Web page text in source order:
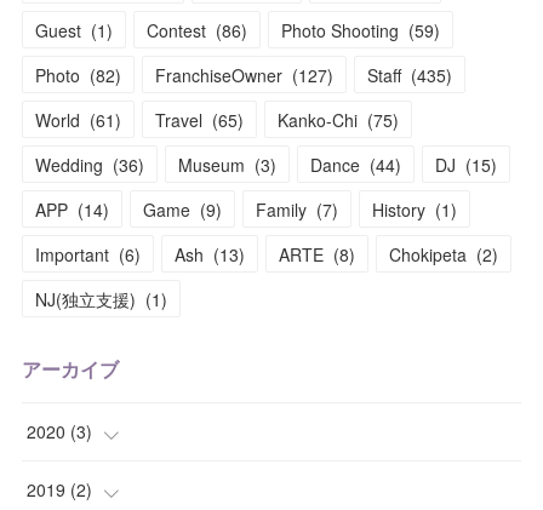
Guest (1) Contest (86) Photo Shooting (59)
Photo (82) FranchiseOwner (127) Staff (435)
World (61) Travel (65) Kanko-Chi (75)
Wedding (36) Museum (3) Dance (44) DJ (15)
APP (14) Game (9) Family (7) History (1)
Important (6) Ash (13) ARTE (8) Chokipeta (2)
NJ(独立支援) (1)
アーカイブ
2020 (3)
(1
2019 (2)